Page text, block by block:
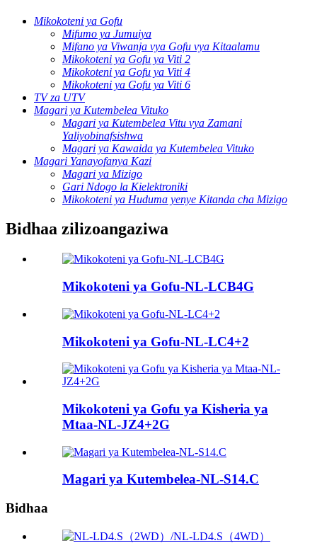
Mikokoteni ya Gofu
Mifumo ya Jumuiya
Mifano ya Viwanja vya Gofu vya Kitaalamu
Mikokoteni ya Gofu ya Viti 2
Mikokoteni ya Gofu ya Viti 4
Mikokoteni ya Gofu ya Viti 6
TV za UTV
Magari ya Kutembelea Vituko
Magari ya Kutembelea Vitu vya Zamani
Yaliyobinafsishwa
Magari ya Kawaida ya Kutembelea Vituko
Magari Yanayofanya Kazi
Magari ya Mizigo
Gari Ndogo la Kielektroniki
Mikokoteni ya Huduma yenye Kitanda cha Mizigo
Bidhaa zilizoangaziwa
Mikokoteni ya Gofu-NL-LCB4G
Mikokoteni ya Gofu-NL-LC4+2
Mikokoteni ya Gofu ya Kisheria ya
Mtaa-NL-JZ4+2G
Magari ya Kutembelea-NL-S14.C
Bidhaa